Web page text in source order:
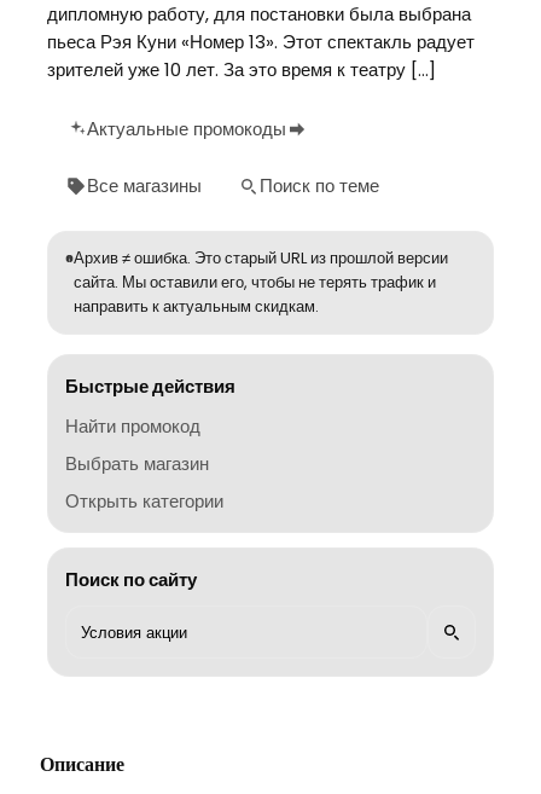
дипломную работу, для постановки была выбрана
пьеса Рэя Куни «Номер 13». Этот спектакль радует
зрителей уже 10 лет. За это время к театру […]
Актуальные промокоды
Все магазины Поиск по теме
Архив ≠ ошибка. Это старый URL из прошлой версии
сайта. Мы оставили его, чтобы не терять трафик и
направить к актуальным скидкам.
Быстрые действия
Найти промокод
Выбрать магазин
Открыть категории
Поиск по сайту
Описание